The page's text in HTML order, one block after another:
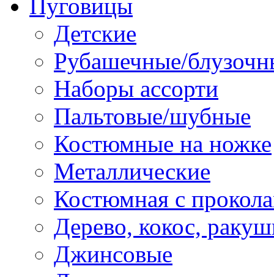
Пуговицы
Детские
Рубашечные/
Наборы ассорти
Пальтовые/шубные
Костюмные на ножке
Металлические
Костюмная с
Дерево, кокос,
Джинсовые